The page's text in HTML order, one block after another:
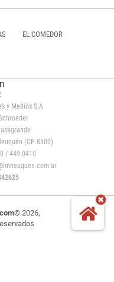
EL COMEDOR
y Medios S.A
(CP 8300)
/ 449 0410
© 2026,